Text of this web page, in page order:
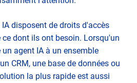
disposent de droits d'accès
dont ils ont besoin. Lorsqu'un
agent IA à un ensemble
CRM, une base de données ou
la plus rapide est aussi